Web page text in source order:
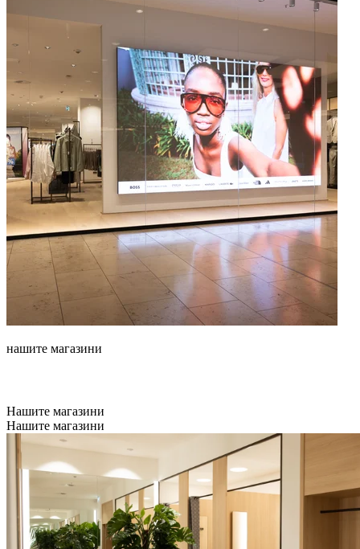
нашите магазини
Нашите магазини
Нашите магазини